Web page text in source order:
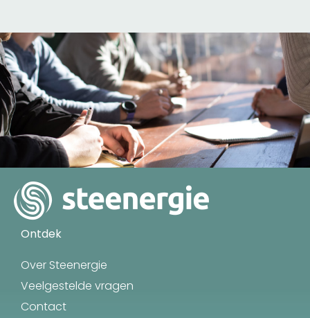
Ontdek
Over Steenergie
Veelgestelde vragen
Contact